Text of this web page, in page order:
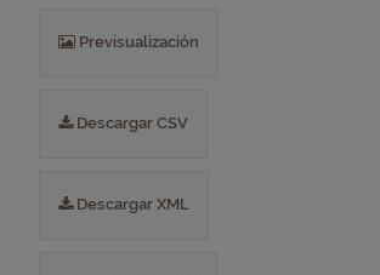
Previsualización
Descargar CSV
Descargar XML